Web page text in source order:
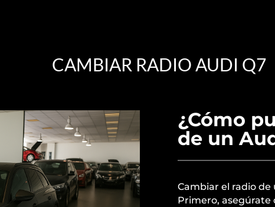
CAMBIAR RADIO AUDI Q7
¿Cómo
de un
Cambiar el radio
Primero, asegúrate